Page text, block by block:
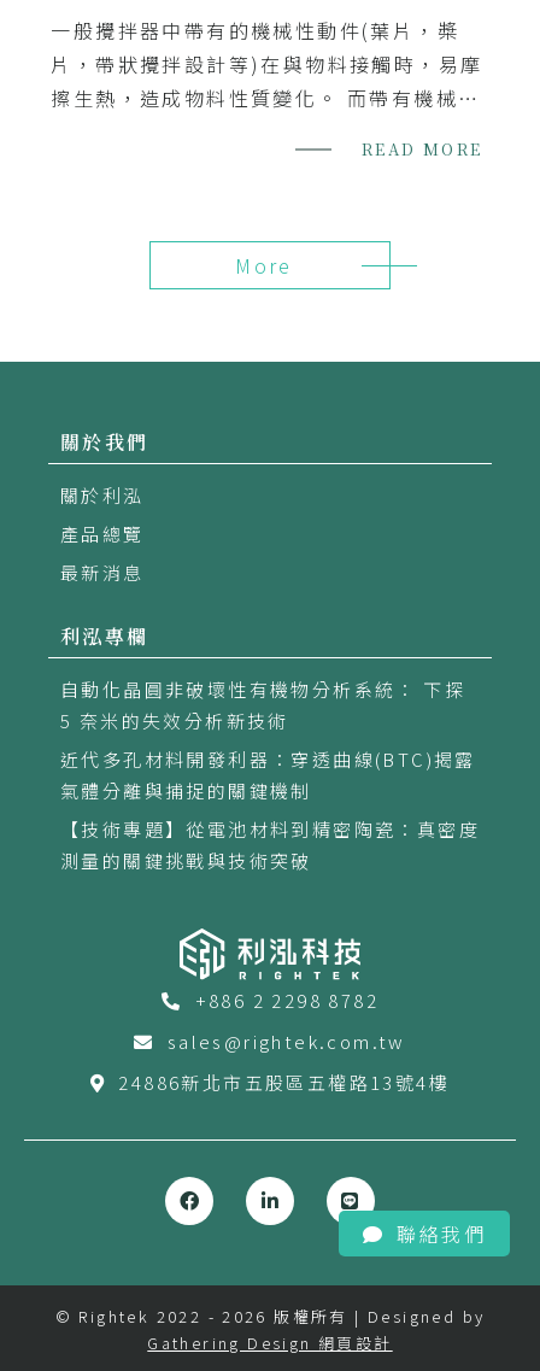
一般攪拌器中帶有的機械性動件(葉片，槳
片，帶狀攪拌設計等)在與物料接觸時，易摩
擦生熱，造成物料性質變化。 而帶有機械動
求時，需要投注更大的能量與動力來確保物
行不同的物料混合，且無機械式動件攪拌。
READ MORE
More
聯絡我們
關於我們
關於利泓
產品總覽
最新消息
利泓專欄
自動化晶圓非破壞性有機物分析系統： 下探
5 奈米的失效分析新技術
近代多孔材料開發利器：穿透曲線(BTC)揭露
氣體分離與捕捉的關鍵機制
【技術專題】從電池材料到精密陶瓷：真密度
測量的關鍵挑戰與技術突破
+886 2 2298 8782
sales@rightek.com.tw
24886新北市五股區五權路13號4樓
© Rightek 2022 - 2026 版權所有 | Designed by
Gathering Design 網頁設計